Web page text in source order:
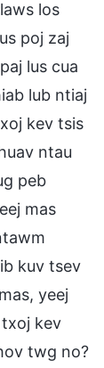
los
poj zaj
lus cua
lub ntiaj
kev tsis
ntau
peb
mas
kuv tsev
yeej
kev
twg no?